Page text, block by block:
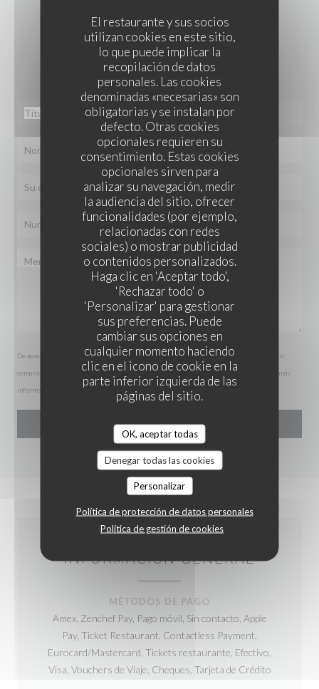
El restaurante y sus socios
utilizan cookies en este sitio,
lo que puede implicar la
recopilación de datos
personales. Las cookies
denominadas «necesarias» son
obligatorias y se instalan por
defecto. Otras cookies
opcionales requieren su
consentimiento. Estas cookies
opcionales sirven para
analizar su navegación, medir
la audiencia del sitio, ofrecer
funcionalidades (por ejemplo,
relacionadas con redes
sociales) o mostrar publicidad
o contenidos personalizados.
Haga clic en 'Aceptar todo',
'Rechazar todo' o
'Personalizar' para gestionar
sus preferencias. Puede
cambiar sus opciones en
cualquier momento haciendo
clic en el icono de cookie en la
parte inferior izquierda de las
páginas del sitio.
OK, aceptar todas
Denegar todas las cookies
Personalizar
Política de protección de datos personales
Política de gestión de cookies
¿Desea ponerse en contacto con nosotros?
Rellene el siguiente formulario.
De acuerdo con la normativa de protección de datos, puede ejercer su derecho a no recibir
comunicaciones comerciales inscribiéndose en la Lista Robinson: listarobinson.es
. Para más
información sobre el tratamiento de sus datos, consulte nuestra
INFORMACIÓN GENERAL
MÉTODOS DE PAGO
Amex, Zenchef Pay, Pago móvil, Sin contacto, Apple
Pay, Ticket Restaurant, Contactless Payment,
Eurocard/Mastercard, Tickets restaurante, Efectivo,
Visa, Vouchers de Viaje, Cheques, Tarjeta de Crédito